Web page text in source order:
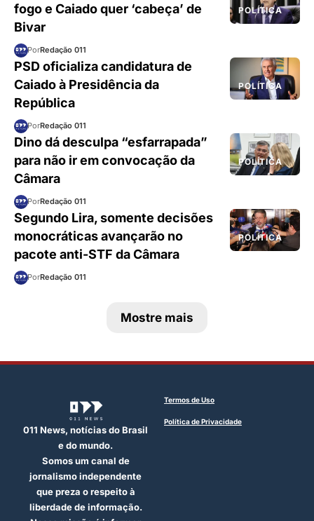
POLÍTICA
fogo e Caiado quer ‘cabeça’ de
Bivar
PorRedação 011
POLÍTICA
PSD oficializa candidatura de
Caiado à Presidência da
República
PorRedação 011
POLÍTICA
Dino dá desculpa “esfarrapada”
para não ir em convocação da
Câmara
PorRedação 011
POLÍTICA
Segundo Lira, somente decisões
monocráticas avançarão no
pacote anti-STF da Câmara
PorRedação 011
Mostre mais
011 News, notícias do Brasil
e do mundo.
Somos um canal de
jornalismo independente
que preza o respeito à
liberdade de informação.
Termos de Uso
Política de Privacidade